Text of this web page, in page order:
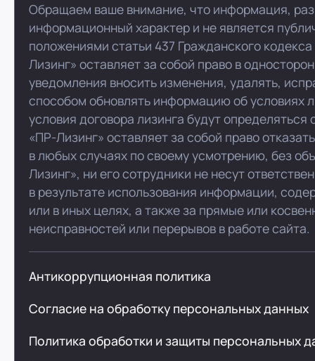
Обращаем ваше внимание, что информация,
информационный характер и не является
положениями статьи 437 Гражданского
Лизинг» оставляет за собой право в
уведомления вносить изменения, удалять,
способом обновлять информацию об условиях
условия договора лизинга будут
«ПР-Лизинг» оставляет за собой право
в любых случаях по своему усмотрению, без
Лизинг», ни его сотрудники не несут
в результате использования информации,
или в иных целях, а также за прямые или
неисправностей или перерывов в работе сайта.
Антикоррупционная политика
Согласие на обработку персональных данных
Политика обработки и защиты персональных